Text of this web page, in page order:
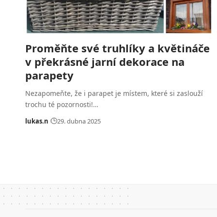
Proměňte své truhlíky a květináče
v překrásné jarní dekorace na
parapety
Nezapomeňte, že i parapet je místem, které si zaslouží
trochu té pozornosti!…
lukas.n 29. dubna 2025